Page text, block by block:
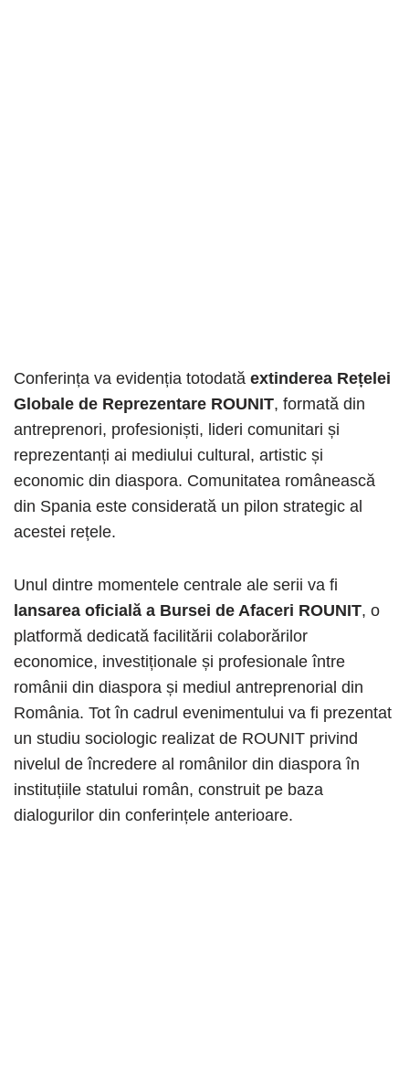
Conferința va evidenția totodată extinderea Rețelei
Globale de Reprezentare ROUNIT, formată din
antreprenori, profesioniști, lideri comunitari și
reprezentanți ai mediului cultural, artistic și
economic din diaspora. Comunitatea românească
din Spania este considerată un pilon strategic al
acestei rețele.
Unul dintre momentele centrale ale serii va fi
lansarea oficială a Bursei de Afaceri ROUNIT, o
platformă dedicată facilitării colaborărilor
economice, investiționale și profesionale între
românii din diaspora și mediul antreprenorial din
România. Tot în cadrul evenimentului va fi prezentat
un studiu sociologic realizat de ROUNIT privind
nivelul de încredere al românilor din diaspora în
instituțiile statului român, construit pe baza
dialogurilor din conferințele anterioare.